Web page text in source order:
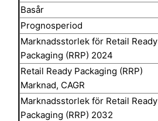
Basår
Prognosperiod
Marknadsstorlek för Retail Ready
Packaging (RRP) 2024
Retail Ready Packaging (RRP)
Marknad, CAGR
Marknadsstorlek för Retail Ready
Packaging (RRP) 2032